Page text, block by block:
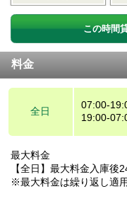
この時間
料金
全日
07:00-
19:00-
最大料金
【全日】最大料金入庫後
※最大料金は繰り返し適